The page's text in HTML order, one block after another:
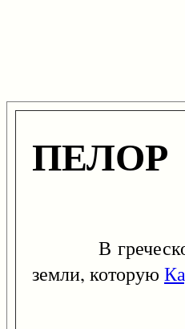
ПЕЛОР
В
земли, которую